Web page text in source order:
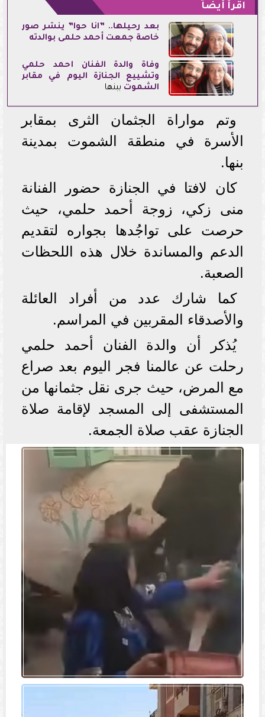
اقرأ أيضاً
بعد رحيلها.. ”انا حوا” ينشر صور
خاصة جمعت أحمد حلمى بوالدته
وفاة والدة الفنان أحمد حلمي
وتشييع الجنازة اليوم في مقابر
الشموت ببنها
وتم مواراة الجثمان الثرى بمقابر
الأسرة في منطقة الشموت بمدينة
بنها.
كان لافتا في الجنازة حضور الفنانة
منى زكي، زوجة أحمد حلمي، حيث
حرصت على تواجُدها بجواره لتقديم
الدعم والمساندة خلال هذه اللحظات
الصعبة.
كما شارك عدد من أفراد العائلة
والأصدقاء المقربين في المراسم.
يُذكر أن والدة الفنان أحمد حلمي
رحلت عن عالمنا فجر اليوم بعد صراع
مع المرض، حيث جرى نقل جثمانها من
المستشفى إلى المسجد لإقامة صلاة
الجنازة عقب صلاة الجمعة.